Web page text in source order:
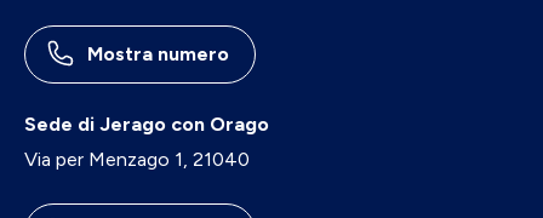
Mostra numero
Sede di Jerago con Orago
Via per Menzago 1, 21040